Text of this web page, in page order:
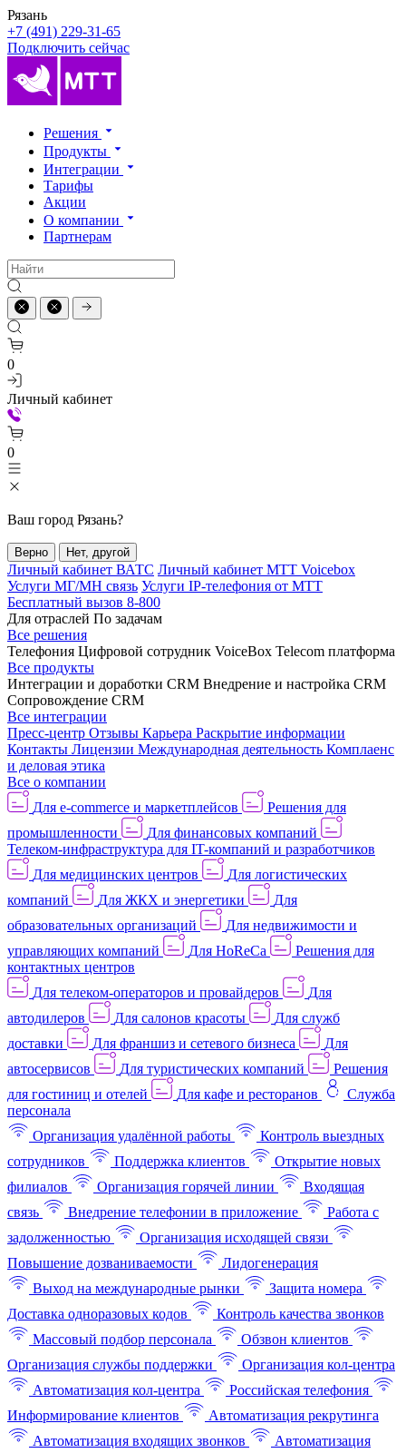
Рязань
+7 (491) 229-31-65
Подключить сейчас
Решения
Продукты
Интеграции
Тарифы
Акции
О компании
Партнерам
0
Личный кабинет
0
Ваш город Рязань?
Верно Нет, другой
Личный кабинет ВАТС Личный кабинет МТТ Voicebox
Услуги МГ/МН связь Услуги IP-телефония от МТТ
Бесплатный вызов 8-800
Для отраслей По задачам
Все решения
Телефония Цифровой сотрудник VoiceBox Telecom платформа
Все продукты
Интеграции и доработки CRM Внедрение и настройка CRM
Сопровождение CRM
Все интеграции
Пресс-центр Отзывы Карьера Раскрытие информации
Контакты Лицензии Международная деятельность Комплаенс
и деловая этика
Все о компании
Для e-commerce и маркетплейсов
Решения для
промышленности
Для финансовых компаний
Телеком-инфраструктура для IT-компаний и разработчиков
Для медицинских центров
Для логистических
компаний
Для ЖКХ и энергетики
Для
образовательных организаций
Для недвижимости и
управляющих компаний
Для HoReCa
Решения для
контактных центров
Для телеком-операторов и провайдеров
Для
автодилеров
Для салонов красоты
Для служб
доставки
Для франшиз и сетевого бизнеса
Для
автосервисов
Для туристических компаний
Решения
для гостиниц и отелей
Для кафе и ресторанов
Служба
персонала
Организация удалённой работы
Контроль выездных
сотрудников
Поддержка клиентов
Открытие новых
филиалов
Организация горячей линии
Входящая
связь
Внедрение телефонии в приложение
Работа с
задолженностью
Организация исходящей связи
Повышение дозваниваемости
Лидогенерация
Выход на международные рынки
Защита номера
Доставка одноразовых кодов
Контроль качества звонков
Массовый подбор персонала
Обзвон клиентов
Организация службы поддержки
Организация кол-центра
Автоматизация кол-центра
Российская телефония
Информирование клиентов
Автоматизация рекрутинга
Автоматизация входящих звонков
Автоматизация